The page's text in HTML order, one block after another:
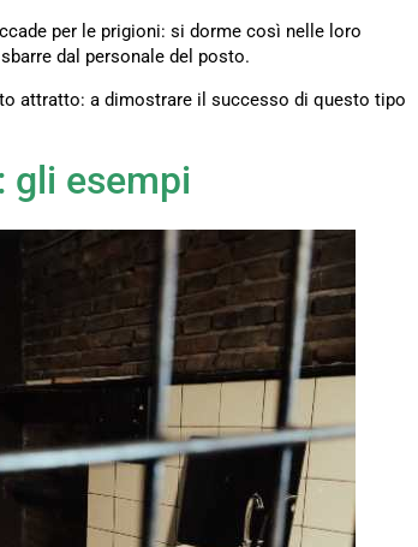
per le prigioni: si dorme così nelle loro
dal personale del posto.
attratto: a dimostrare il successo di questo tipo
gli esempi